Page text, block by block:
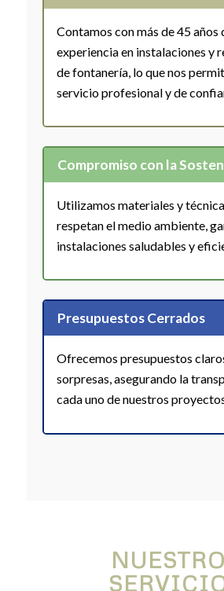
Contamos con más de 45 años
experiencia en instalaciones y
de fontanería, lo que nos
servicio profesional y de
Compromiso con la
Utilizamos materiales y
respetan el medio ambiente,
instalaciones saludables y
Presupuestos Cerrados
Ofrecemos presupuestos
sorpresas, asegurando la
cada uno de nuestros